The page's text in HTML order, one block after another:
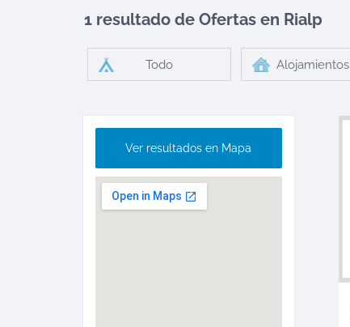
1 resultado de Ofertas en Rialp
Todo Alojamientos
Ver resultados en Mapa